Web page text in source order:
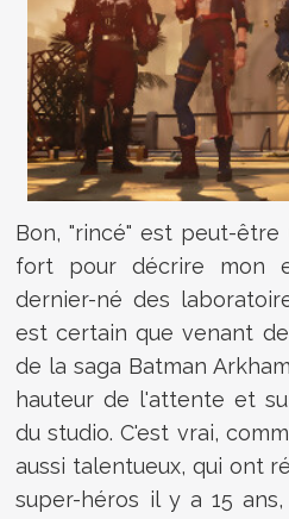
Bon, "rincé" est peut-
fort pour décrire mon
dernier-né des
est certain que venant
de la saga Batman
hauteur de l'attente et
du studio. C'est vrai,
aussi talentueux, qui ont
super-héros il y a 15